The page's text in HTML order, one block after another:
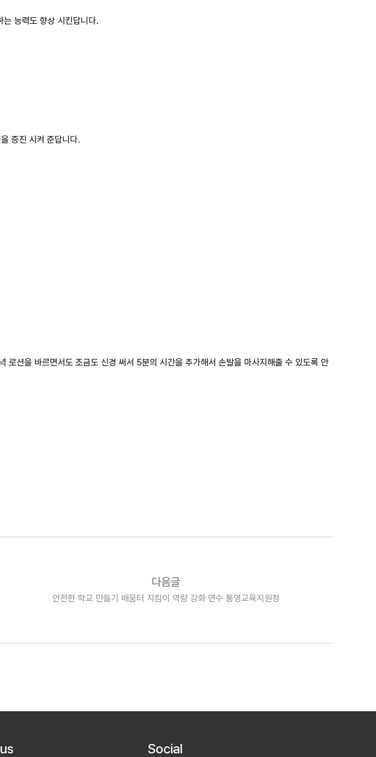
능력도 향상 시킨답니다.​​
증진 시켜 준답니다.​​
로션을 바르면서도 조금도 신경 써서 5분의 시간을 추가해서 손발을 마사지해줄 수 있도록 안
다음글
안전한 학교 만들기 배움터 지킴이 역량 강화 연수 통영교육지원청
Social